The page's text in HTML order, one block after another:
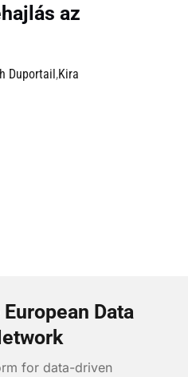
az
Duportail,Kira
Data
for data-driven